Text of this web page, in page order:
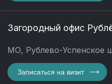
Загородный офис
МО, Рублево-Успенское
Записаться на визит